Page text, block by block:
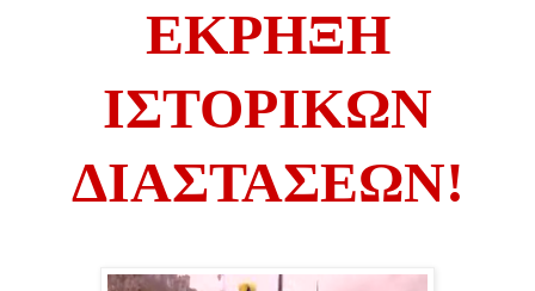
ΕΚΡΗΞΗ
ΙΣΤΟΡΙΚΩΝ
ΔΙΑΣΤΑΣΕΩΝ!